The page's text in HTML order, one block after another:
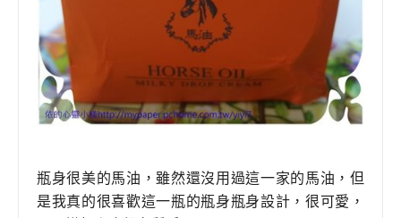
瓶身很美的馬油 ， 雖然還沒用過這一家的馬油 ，但
是我真的很喜歡這一瓶的瓶身瓶身設計，很可愛 ，